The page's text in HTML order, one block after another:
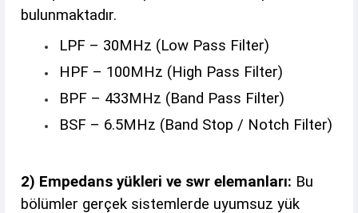
bulunmaktadır.
LPF – 30MHz (Low Pass Filter)
HPF – 100MHz (High Pass Filter)
BPF – 433MHz (Band Pass Filter)
BSF – 6.5MHz (Band Stop / Notch Filter)
2) Empedans yükleri ve swr elemanları: Bu
bölümler gerçek sistemlerde uyumsuz yük